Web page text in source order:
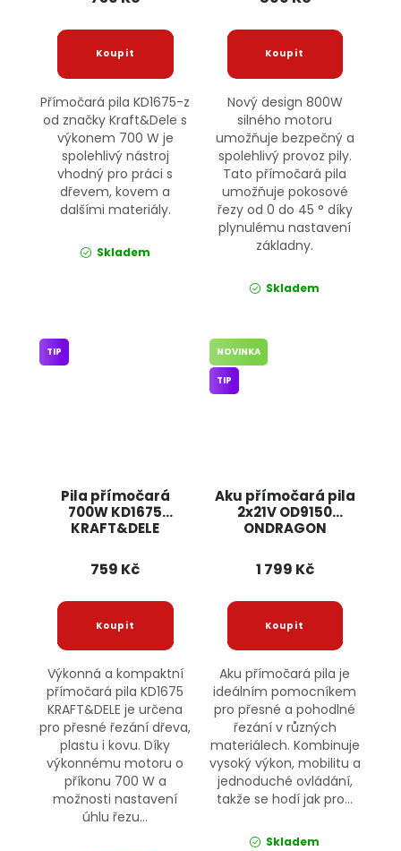
Přímočará pila KD1675-z
od značky Kraft&Dele s
výkonem 700 W je
spolehlivý nástroj
vhodný pro práci s
dřevem, kovem a
dalšími materiály.
Skladem
Nový design 800W
silného motoru
umožňuje bezpečný a
spolehlivý provoz pily.
Tato přímočará pila
umožňuje pokosové
řezy od 0 do 45 ° díky
plynulému nastavení
základny.
Skladem
Pila přímočará
700W KD1675
KRAFT&DELE
TIP
759 Kč
Výkonná a kompaktní
přímočará pila KD1675
KRAFT&DELE je určena
pro přesné řezání dřeva,
plastu i kovu. Díky
výkonnému motoru o
příkonu 700 W a
možnosti nastavení
úhlu řezu...
Aku přímočará pila
2x21V OD9150
ONDRAGON
NOVINKA
TIP
1 799 Kč
Aku přímočará pila je
ideálním pomocníkem
pro přesné a pohodlné
řezání v různých
materiálech. Kombinuje
vysoký výkon, mobilitu a
jednoduché ovládání,
takže se hodí jak pro...
Skladem